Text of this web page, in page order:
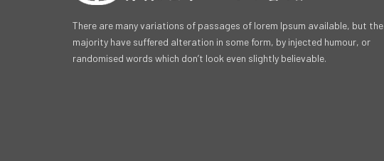
There are many variations of passages of lorem Ipsum available, but the
majority have suffered alteration in some form, by injected humour, or
randomised words which don’t look even slightly believable.